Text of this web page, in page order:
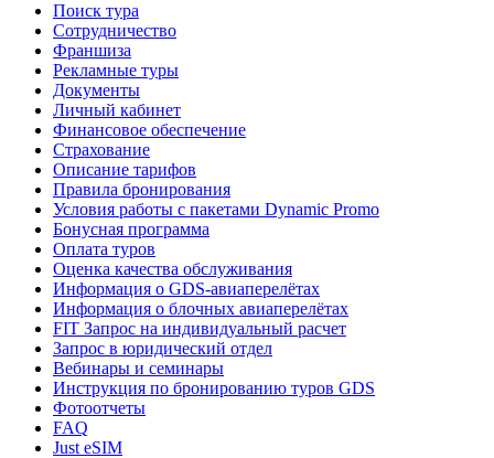
Поиск тура
Сотрудничество
Франшиза
Рекламные туры
Документы
Личный кабинет
Финансовое обеспечение
Страхование
Описание тарифов
Правила бронирования
Условия работы с пакетами Dynamic Promo
Бонусная программа
Оплата туров
Оценка качества обслуживания
Информация о GDS-авиаперелётах
Информация о блочных авиаперелётах
FIT Запрос на индивидуальный расчет
Запрос в юридический отдел
Вебинары и семинары
Инструкция по бронированию туров GDS
Фотоотчеты
FAQ
Just eSIM